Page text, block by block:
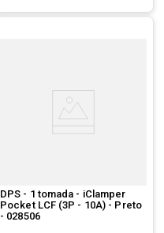
DPS - 1 tomada - iClamper
Pocket LCF (3P - 10A) - Preto
- 028506